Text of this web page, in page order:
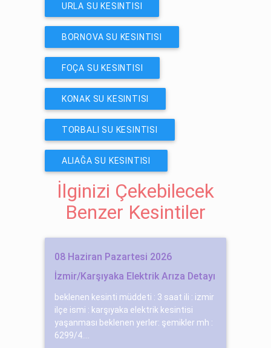
URLA SU KESINTISI
BORNOVA SU KESINTISI
FOÇA SU KESINTISI
KONAK SU KESINTISI
TORBALI SU KESINTISI
ALIAĞA SU KESINTISI
İlginizi Çekebilecek
Benzer Kesintiler
08 Haziran Pazartesi 2026
İzmir/Karşıyaka Elektrik Arıza Detayı
beklenen kesinti müddeti : 3 saat ili : izmir
ilçe ismi : karşıyaka elektrik kesintisi
yaşanması beklenen yerler: şemikler mh :
6299/4....